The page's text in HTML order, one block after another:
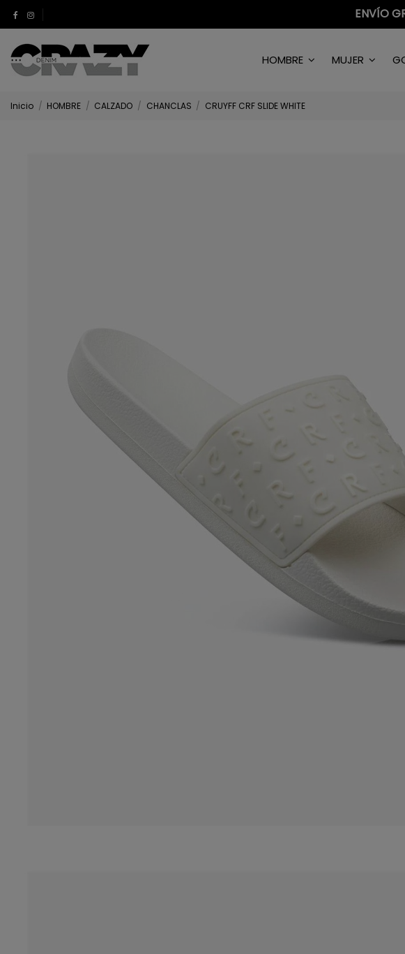
ENVÍO
HOMBRE MUJER
Inicio HOMBRE CALZADO CHANCLAS CRUYFF CRF SLIDE WHITE